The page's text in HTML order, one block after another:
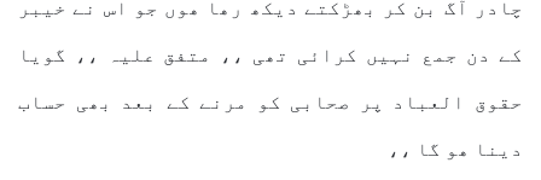
چادر آگ بن کر بھڑکتے دیکھ رھا ھوں جو اس نے خیبر
کے دن جمع نہیں کرائی تھی ،، متفق علیہ ،، گویا
حقوق العباد پر صحابی کو مرنے کے بعد بھی حساب
دینا ھو گا ،،